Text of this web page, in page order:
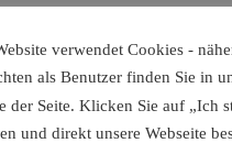
verwendet Cookies -
als Benutzer finden Sie in
der Seite. Klicken Sie auf „Ich
und direkt unsere Webseite